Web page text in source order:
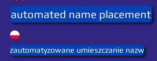
automated name placement
zautomatyzowane umieszczanie nazw